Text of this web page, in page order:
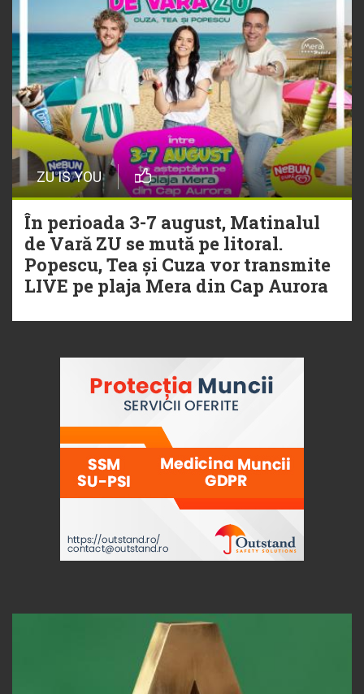
ZU IS YOU
În perioada 3-7 august, Matinalul
de Vară ZU se mută pe litoral.
Popescu, Tea și Cuza vor transmite
LIVE pe plaja Mera din Cap Aurora